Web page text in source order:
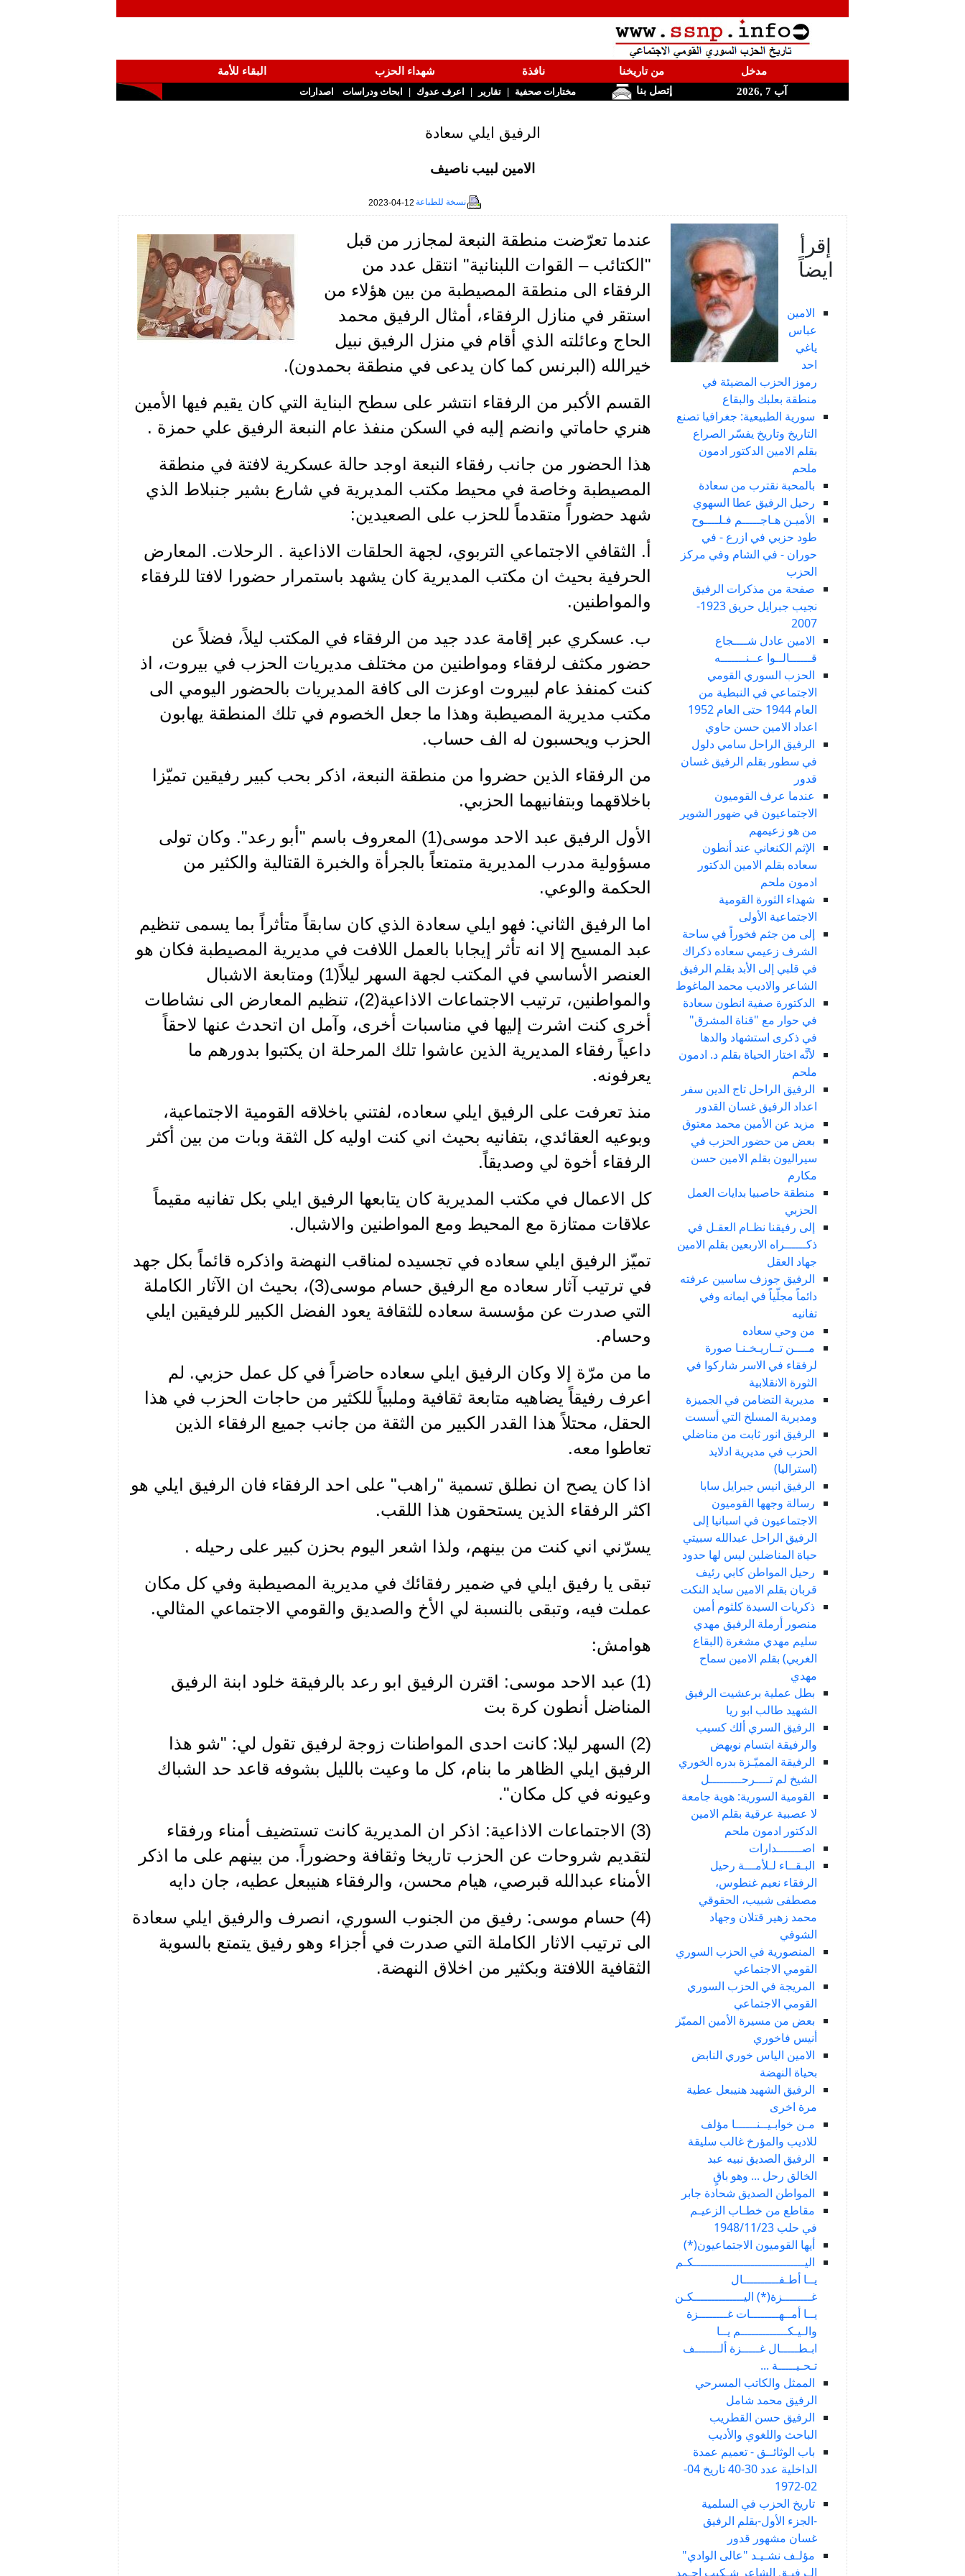
مدخل من تاريخنا نافذة شهداء الحزب
البقاء للأمة
آب 7 ,2026
إتصل بنا مختارات صحفية | تقارير | اعرف عدوك | ابحاث ودراسات اصدارات
الرفيق ايلي سعادة
الامين لبيب ناصيف
نسخة للطباعة 2023-04-12
إقرأ
ايضاً
الامين
عباس
ياغي
احد
رموز الحزب المضيئة في
منطقة بعلبك والبقاع
سورية الطبيعية: جغرافيا تصنع
التاريخ وتاريخ يفسّر الصراع
بقلم الامين الدكتور ادمون
ملحم
بالمحبة نقترب من سعادة
رحيل الرفيق عطا السهوي
الأميـن هـاجـــــم فـلــــوح
طود حزبي في ازرع - في
حوران - في الشام وفي مركز
الحزب
صفحة من مذكرات الرفيق
نجيب جبرايل حريق 1923-
2007
الامين عادل شــــجاع
قــــــالــوا عــنـــــــه
الحزب السوري القومي
الاجتماعي في النبطية من
العام 1944 حتى العام 1952
اعداد الامين حسن حاوي
الرفيق الراحل سامي دلول
في سطور بقلم الرفيق غسان
قدور
عندما عرف القوميون
الاجتماعيون في ضهور الشوير
من هو زعيمهم
الإثم الكنعاني عند أنطون
سعاده بقلم الامين الدكتور
ادمون ملحم
شهداء الثورة القومية
الاجتماعية الأولى
إلى من جثم فخوراً في ساحة
الشرف زعيمي سعاده ذكراك
في قلبي إلى الأبد بقلم الرفيق
الشاعر والاديب محمد الماغوط
الدكتورة صفية انطون سعادة
في حوار مع "قناة المشرق"
في ذكرى استشهاد والدها
لأنَّه اختار الحياة بقلم د. ادمون
ملحم
الرفيق الراحل تاج الدين سفر
اعداد الرفيق غسان القدور
مزيد عن الأمين محمد معتوق
بعض من حضور الحزب في
سيراليون بقلم الامين حسن
مكارم
منطقة حاصبيا بدايات العمل
الحزبي
إلى رفيقنا نظـام العقـل في
ذكــــــراه الاربعين بقلم الامين
جهاد العقل
الرفيق جوزف ساسين عرفته
دائماً مجلّياً في ايمانه وفي
تفانيه
من وحي سعاده
مــــن تــاريـخـنـا صورة
لرفقاء في الاسر شاركوا في
الثورة الانقلابية
مديرية التضامن في الجميزة
ومديرية المسلخ التي أسست
الرفيق انور ثابت من مناضلي
الحزب في مديرية ادلايد
(استراليا)
الرفيق انيس جبرايل سابا
رسالة وجهها القوميون
الاجتماعيون في اسبانيا إلى
الرفيق الراحل عبدالله سبيتي
حياة المناضلين ليس لها حدود
رحيل المواطن كابي رئيف
قربان بقلم الامين سايد النكت
ذكريات السيدة كلثوم أمين
منصور أرملة الرفيق مهدي
سليم مهدي مشغرة (البقاع
الغربي) بقلم الامين سماح
مهدي
بطل عملية برعشيت الرفيق
الشهيد طالب ابو ريا
الرفيق السري ألك كسيب
والرفيقة ابتسام نويهض
الرفيقة المميّـزة بدره الخوري
الشيخ لم تــــرحـــــــــل
القومية السورية: هوية جامعة
لا عصبية عرقية بقلم الامين
الدكتور ادمون ملحم
اصـــــــدارات
البـقــاء لـلأمـــة رحيل
الرفقاء نعيم غنطوس،
مصطفى شبيب، الحقوقي
محمد زهير قتلان وجهاد
الشوفي
المنصورية في الحزب السوري
القومي الاجتماعي
المريجة في الحزب السوري
القومي الاجتماعي
بعض من مسيرة الأمين المميّز
أنيس فاخوري
الامين الياس خوري النابض
بحياة النهضة
الرفيق الشهيد هنيبعل عطية
مرة اخرى
مـن خوابـيــنــــــا مؤلف
للاديب والمؤرخ غالب سليقة
الرفيق الصديق نبيه عبد
الخالق رحل ... وهو باقٍ
المواطن الصديق شحادة جابر
مقاطع من خطـاب الزعيـم
في حلب 1948/11/23
أيها القوميون الاجتماعيون(*)
اليـــــــــــــــــــــــــــــــكـم
يــا أطـفــــــــــال
غــــــــزة(*) اليــــــــــــــكـن
يــا أمــهــــــــات غــــــــزة
والـيـكـــــــــــــم يــا
ابـطـــــال غـــــزة ألـــــــف
تـحـيـــــة ...
الممثل والكاتب المسرحي
الرفيق محمد شامل
الرفيق حسن القطريب
الباحث واللغوي والأديب
باب الوثائــق - تعميم عمدة
الداخلية عدد 30-40 تاريخ 04-
02-1972
تاريخ الحزب في السلمية
-الجزء الأول-بقلم الرفيق
غسان مشهور قدور
مؤلـف نشـيـد "عالى الوادي"
الـرفيـق الشاعر شـكيب احـمد
عندما تعرّضت منطقة النبعة لمجازر من قبل
"الكتائب – القوات اللبنانية" انتقل عدد من
الرفقاء الى منطقة المصيطبة من بين هؤلاء من
استقر في منازل الرفقاء، أمثال الرفيق محمد
الحاج وعائلته الذي أقام في منزل الرفيق نبيل
خيرالله (البرنس كما كان يدعى في منطقة بحمدون).
القسم الأكبر من الرفقاء انتشر على سطح البناية التي كان يقيم فيها الأمين
هنري حاماتي وانضم إليه في السكن منفذ عام النبعة الرفيق علي حمزة .
هذا الحضور من جانب رفقاء النبعة اوجد حالة عسكرية لافتة في منطقة
المصيطبة وخاصة في محيط مكتب المديرية في شارع بشير جنبلاط الذي
شهد حضوراً متقدماً للحزب على الصعيدين:
أ‌. الثقافي الاجتماعي التربوي، لجهة الحلقات الاذاعية . الرحلات. المعارض
الحرفية بحيث ان مكتب المديرية كان يشهد باستمرار حضورا لافتا للرفقاء
والمواطنين.
ب‌. عسكري عبر إقامة عدد جيد من الرفقاء في المكتب ليلاً، فضلاً عن
حضور مكثف لرفقاء ومواطنين من مختلف مديريات الحزب في بيروت، اذ
كنت كمنفذ عام لبيروت اوعزت الى كافة المديريات بالحضور اليومي الى
مكتب مديرية المصيطبة وهذا ما جعل الخصوم في تلك المنطقة يهابون
الحزب ويحسبون له الف حساب.
من الرفقاء الذين حضروا من منطقة النبعة، اذكر بحب كبير رفيقين تميّزا
باخلاقهما وبتفانيهما الحزبي.
الأول الرفيق عبد الاحد موسى(1) المعروف باسم "أبو رعد". وكان تولى
مسؤولية مدرب المديرية متمتعاً بالجرأة والخبرة القتالية والكثير من
الحكمة والوعي.
اما الرفيق الثاني: فهو ايلي سعادة الذي كان سابقاً متأثراً بما يسمى تنظيم
عبد المسيح إلا انه تأثر إيجابا بالعمل اللافت في مديرية المصيطبة فكان هو
العنصر الأساسي في المكتب لجهة السهر ليلاً(1) ومتابعة الاشبال
والمواطنين، ترتيب الاجتماعات الاذاعية(2)، تنظيم المعارض الى نشاطات
أخرى كنت اشرت إليها في مناسبات أخرى، وآمل ان اتحدث عنها لاحقاً
داعياً رفقاء المديرية الذين عاشوا تلك المرحلة ان يكتبوا بدورهم ما
يعرفونه.
منذ تعرفت على الرفيق ايلي سعاده، لفتني باخلاقه القومية الاجتماعية،
وبوعيه العقائدي، بتفانيه بحيث اني كنت اوليه كل الثقة وبات من بين أكثر
الرفقاء أخوة لي وصديقاً.
كل الاعمال في مكتب المديرية كان يتابعها الرفيق ايلي بكل تفانيه مقيماً
علاقات ممتازة مع المحيط ومع المواطنين والاشبال.
تميّز الرفيق ايلي سعاده في تجسيده لمناقب النهضة واذكره قائماً بكل جهد
في ترتيب آثار سعاده مع الرفيق حسام موسى(3)، بحيث ان الآثار الكاملة
التي صدرت عن مؤسسة سعاده للثقافة يعود الفضل الكبير للرفيقين ايلي
وحسام.
ما من مرّة إلا وكان الرفيق ايلي سعاده حاضراً في كل عمل حزبي. لم
اعرف رفيقاً يضاهيه متابعة ثقافية وملبياً للكثير من حاجات الحزب في هذا
الحقل، محتلاً هذا القدر الكبير من الثقة من جانب جميع الرفقاء الذين
تعاطوا معه.
اذا كان يصح ان نطلق تسمية "راهب" على احد الرفقاء فان الرفيق ايلي هو
اكثر الرفقاء الذين يستحقون هذا اللقب.
يسرّني اني كنت من بينهم، ولذا اشعر اليوم بحزن كبير على رحيله .
تبقى يا رفيق ايلي في ضمير رفقائك في مديرية المصيطبة وفي كل مكان
عملت فيه، وتبقى بالنسبة لي الأخ والصديق والقومي الاجتماعي المثالي.
هوامش:
(1) عبد الاحد موسى: اقترن الرفيق ابو رعد بالرفيقة خلود ابنة الرفيق
المناضل أنطون كرة بت
(2) السهر ليلا: كانت احدى المواطنات زوجة لرفيق تقول لي: "شو هذا
الرفيق ايلي الظاهر ما بنام، كل ما وعيت بالليل بشوفه قاعد حد الشباك
وعيونه في كل مكان".
(3) الاجتماعات الاذاعية: اذكر ان المديرية كانت تستضيف أمناء ورفقاء
لتقديم شروحات عن الحزب تاريخا وثقافة وحضوراً. من بينهم على ما اذكر
الأمناء عبدالله قبرصي، هيام محسن، والرفقاء هنيبعل عطيه، جان دايه
(4) حسام موسى: رفيق من الجنوب السوري، انصرف والرفيق ايلي سعادة
الى ترتيب الاثار الكاملة التي صدرت في أجزاء وهو رفيق يتمتع بالسوية
الثقافية اللافتة وبكثير من اخلاق النهضة.